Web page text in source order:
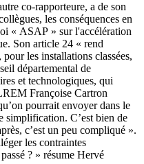
co-rapporteure, a de son
les conséquences en
« ASAP » sur l'accélération
Son article 24 « rend
les installations classées,
départemental de
et technologiques, qui
Françoise Cartron
pourrait envoyer dans le
simplification. C’est bien de
c’est un peu compliqué ».
les contraintes
? » résume Hervé